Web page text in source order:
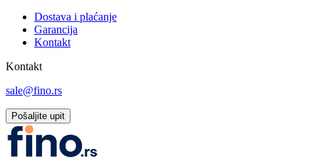
Dostava i plaćanje
Garancija
Kontakt
Kontakt
sale@fino.rs
Pošaljite upit